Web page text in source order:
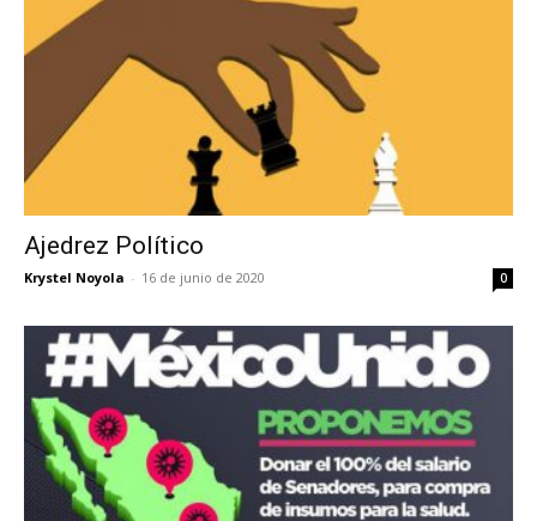
Ajedrez Político
Krystel Noyola - 16 de junio de 2020 0